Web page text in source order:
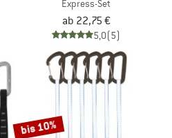
Express-Set
ab 22,75 €
5,0(5)
bis 10%